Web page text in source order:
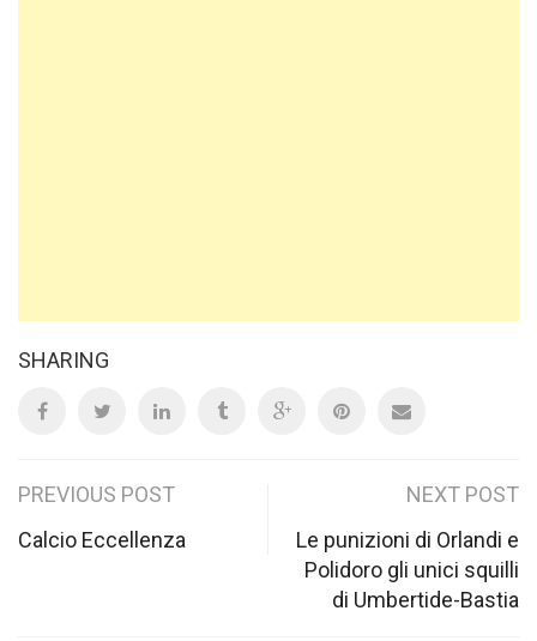
SHARING
Post
navigation
PREVIOUS POST
Calcio Eccellenza
NEXT POST
Le punizioni di Orlandi e
Polidoro gli unici squilli
di Umbertide-Bastia